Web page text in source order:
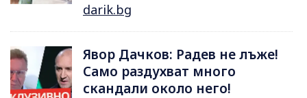
darik.bg
Явор Дачков: Радев не лъже!
Само раздухват много
скандали около него!